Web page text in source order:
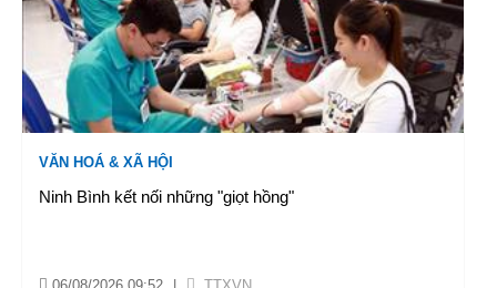
VĂN HOÁ & XÃ HỘI
Ninh Bình kết nối những "giọt hồng"